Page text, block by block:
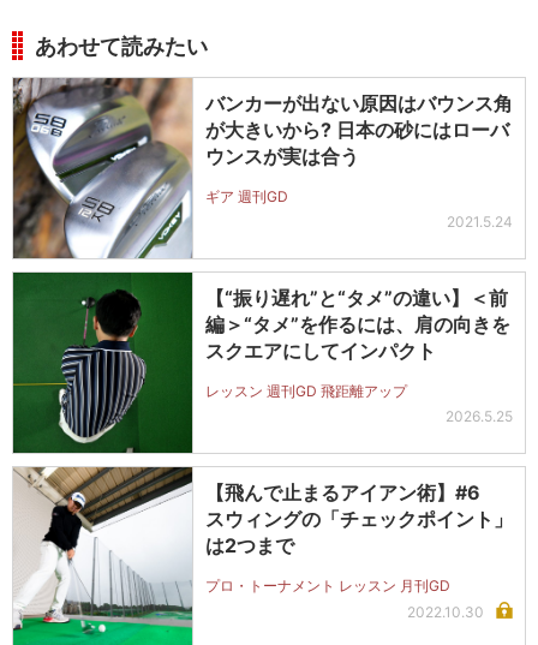
あわせて読みたい
バンカーが出ない原因はバウンス角
が大きいから? 日本の砂にはローバ
ウンスが実は合う
ギア 週刊GD
2021.5.24
【“振り遅れ”と“タメ”の違い】＜前
編＞“タメ”を作るには、肩の向きを
スクエアにしてインパクト
レッスン 週刊GD 飛距離アップ
2026.5.25
【飛んで止まるアイアン術】#6
スウィングの「チェックポイント」
は2つまで
プロ・トーナメント レッスン 月刊GD
2022.10.30